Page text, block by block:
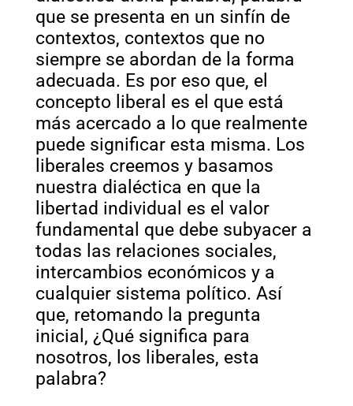
que se presenta en un sinfín de
contextos, contextos que no
siempre se abordan de la forma
adecuada. Es por eso que, el
concepto liberal es el que está
más acercado a lo que realmente
puede significar esta misma. Los
liberales creemos y basamos
nuestra dialéctica en que la
libertad individual es el valor
fundamental que debe subyacer a
todas las relaciones sociales,
intercambios económicos y a
cualquier sistema político. Así
que, retomando la pregunta
inicial, ¿Qué significa para
nosotros, los liberales, esta
palabra?